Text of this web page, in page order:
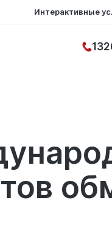
Интерактивные